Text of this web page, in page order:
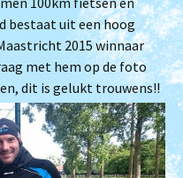
bestaat uit een hoog
2015 winnaar
met hem op de foto
dit is gelukt trouwens!!